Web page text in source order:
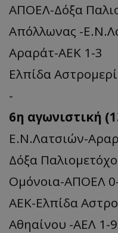
ΑΠΟΕΛ-Δόξα
Απόλλωνας -
Αραράτ-ΑΕΚ 1-3
Ελπίδα
-
6η αγωνιστική
Ε.Ν.Λατσιών-
Δόξα
Ομόνοια-ΑΠΟΕΛ
ΑΕΚ-Ελπίδα
Αθηαίνου -ΑΕΛ 1-9